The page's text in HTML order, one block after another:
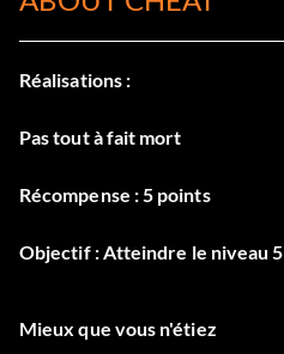
Réalisations :
Pas tout à fait mort
Récompense : 5 points
Objectif : Atteindre le niveau 5
Mieux que vous n'étiez